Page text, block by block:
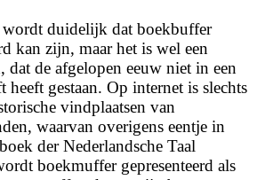
duidelijk dat boekbuffer
kan zijn, maar het is wel een
dat de afgelopen eeuw niet in een
gestaan. Op internet is slechts
vindplaatsen van
waarvan overigens eentje in
der Nederlandsche Taal
boekmuffer gepresenteerd als